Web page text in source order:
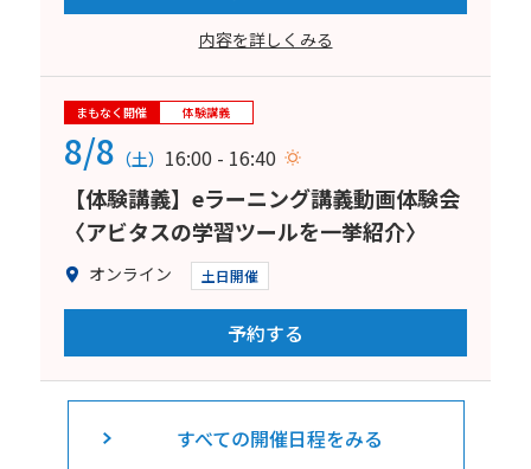
内容を詳しくみる
まもなく開催 体験講義
8/8 （土） 16:00 - 16:40
【体験講義】eラーニング講義動画体験会
〈アビタスの学習ツールを一挙紹介〉
オンライン 土日開催
予約する
すべての開催日程をみる